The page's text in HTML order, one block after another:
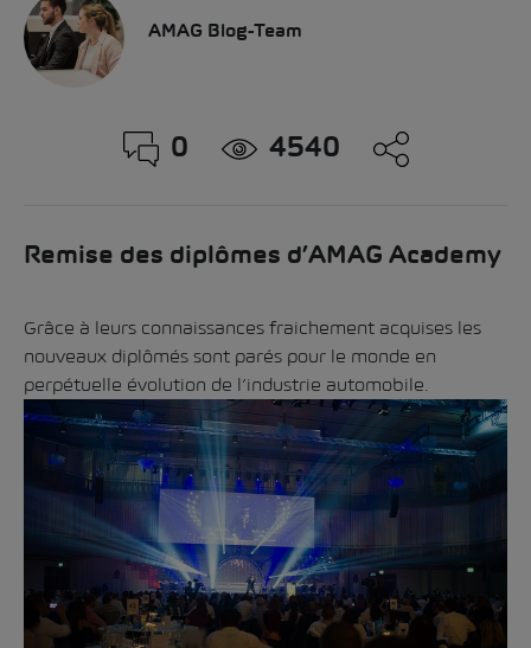
AMAG Blog-Team
0 4540
Remise des diplômes d’AMAG Academy
Grâce à leurs connaissances fraichement acquises les
nouveaux diplômés sont parés pour le monde en
perpétuelle évolution de l’industrie automobile.